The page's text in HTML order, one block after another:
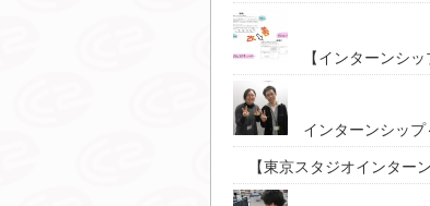
【インターンシッ
インターンシッ
【東京スタジオインター